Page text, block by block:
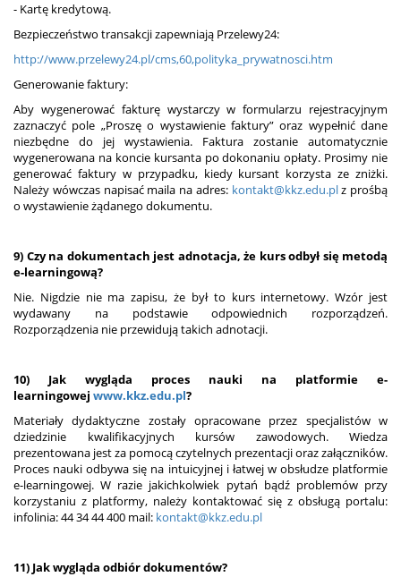
- Kartę kredytową.
Bezpieczeństwo transakcji zapewniają Przelewy24:
http://www.przelewy24.pl/cms,60,polityka_prywatnosci.htm
Generowanie faktury:
Aby wygenerować fakturę wystarczy w formularzu rejestracyjnym
zaznaczyć pole „Proszę o wystawienie faktury” oraz wypełnić dane
niezbędne do jej wystawienia. Faktura zostanie automatycznie
wygenerowana na koncie kursanta po dokonaniu opłaty. Prosimy nie
generować faktury w przypadku, kiedy kursant korzysta ze zniżki.
Należy wówczas napisać maila na adres: kontakt@kkz.edu.plz prośbą
o wystawienie żądanego dokumentu.
9) Czy na dokumentach jest adnotacja, że kurs odbył się metodą
e-learningową?
Nie. Nigdzie nie ma zapisu, że był to kurs internetowy. Wzór jest
wydawany na podstawie odpowiednich rozporządzeń.
Rozporządzenia nie przewidują takich adnotacji.
10) Jak wygląda proces nauki na platformie e-
learningowej www.kkz.edu.pl?
Materiały dydaktyczne zostały opracowane przez specjalistów w
dziedzinie kwalifikacyjnych kursów zawodowych. Wiedza
prezentowana jest za pomocą czytelnych prezentacji oraz załączników.
Proces nauki odbywa się na intuicyjnej i łatwej w obsłudze platformie
e-learningowej. W razie jakichkolwiek pytań bądź problemów przy
korzystaniu z platformy, należy kontaktować się z obsługą portalu:
infolinia: 44 34 44 400 mail: kontakt@kkz.edu.pl
11) Jak wygląda odbiór dokumentów?